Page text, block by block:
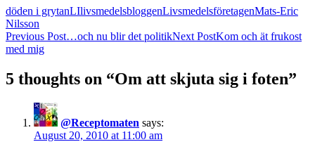
döden i grytanLIlivsmedelsbloggenLivsmedelsföretagenMats-Eric
Nilsson
Post
navigation
Previous Post…och nu blir det politikNext PostKom och ät frukost
med mig
5 thoughts on “Om att skjuta sig i foten”
@Receptomaten says:
August 20, 2010 at 11:00 am